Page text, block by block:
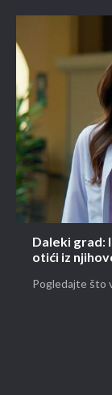
Daleki grad:
otići iz
Pogledajte što